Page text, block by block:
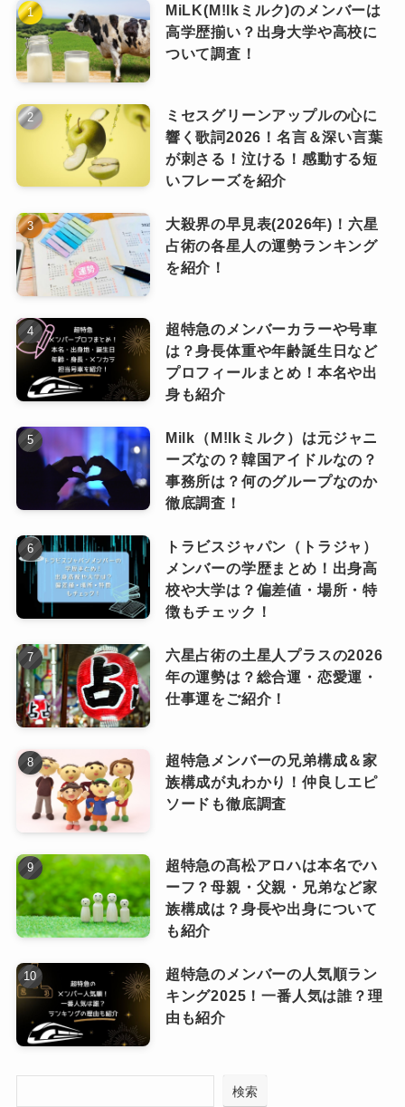
アリス』（20年）にも出演しています。
前述した保育士資格のほか、幼稚園教諭免許、
ナチュラルフードコーディネーター、愛玩動物
飼養管理士2種の資格を持っています。
江藤さんのおばあさんは都内の一等地で老舗の
クラブを経営していて、テレビ番組に出たこと
があります。
このため、江藤さんは比較的裕福な生活を送っ
ていたということです。
R指定(ラッパー)の子供は現在何歳？
R-指定さんと江藤さんが結婚したのは、2022年
12月12日です。
その後、12月26日深夜放送の『Creepy Nutsの
オールナイトニッポン』内でこれを発表しまし
た。
江藤さんも自身のInstagramで結婚を報告してい
そして2023年3月6日深夜の『Creepy
Nutsのオールナイトニッポン』で、江藤
こちらも、江藤さんもInstagramで妊娠を報告し
ました。
2023年12月31日に、第1子無事出
ブの年会費は？会員数や特典！入ると何がメ
リット？
クリーピーナッツ(Creepy Nuts)は仲悪い？解
散の真相！2人の仲が疑われる理由
クリーピーナッツ(Creepy Nuts)はダサい？嫌
い？その理由は歌い方？
まとめ
ここまで、クリーピーナッツのR-指定さんの結
婚と子供について調べてみました。
R-指定さんは2022年12月に、タレントの江藤菜
摘さんと結婚しました。
です。
仕事もプライベートも充実しているR-指定さ
ん、これからの活躍にも大注目ですね。
関連記事 クリーピーナッツ(Creepy Nuts)はダサい？嫌い？その理由は歌い方？
関連記事 R指定(ラッパー)の実家は貧乏？地元のエピソードや現在の家は？
MiLK(M!lkミルク)のメンバーは
高学歴揃い？出身大学や高校に
ついて調査！
ミセスグリーンアップルの心に
響く歌詞2026！名言＆深い言葉
が刺さる！泣ける！感動する短
いフレーズを紹介
大殺界の早見表(2026年)！六星
占術の各星人の運勢ランキング
を紹介！
超特急のメンバーカラーや号車
は？身長体重や年齢誕生日など
プロフィールまとめ！本名や出
身も紹介
Milk（M!lkミルク）は元ジャニ
ーズなの？韓国アイドルなの？
事務所は？何のグループなのか
徹底調査！
トラビスジャパン（トラジャ）
メンバーの学歴まとめ！出身高
校や大学は？偏差値・場所・特
徴もチェック！
六星占術の土星人プラスの2026
年の運勢は？総合運・恋愛運・
仕事運をご紹介！
超特急メンバーの兄弟構成＆家
族構成が丸わかり！仲良しエピ
ソードも徹底調査
超特急の髙松アロハは本名でハ
ーフ？母親・父親・兄弟など家
族構成は？身長や出身について
も紹介
超特急のメンバーの人気順ラン
キング2025！一番人気は誰？理
由も紹介
検索